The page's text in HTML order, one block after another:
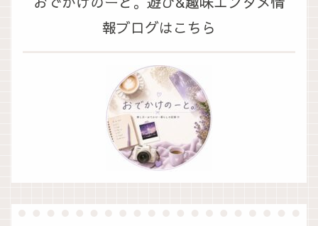
報ブログはこちら